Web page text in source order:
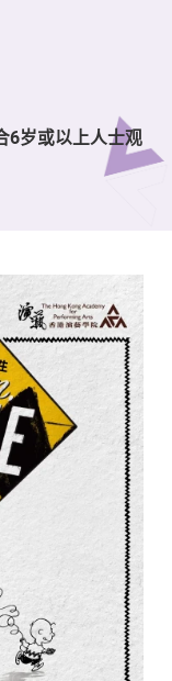
6岁或以上人士观